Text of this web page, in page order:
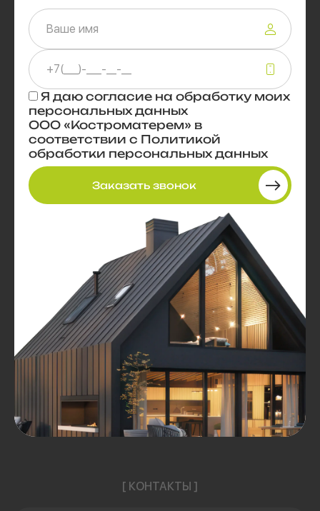
Я даю согласие на обработку моих
персональных данных
ООО «Костроматерем» в
соответствии с Политикой
обработки персональных данных
Заказать звонок
[ КОНТАКТЫ ]